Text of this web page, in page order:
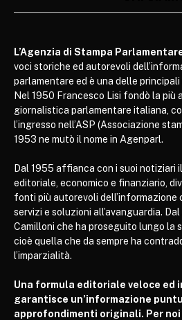
L’Agenzia di Stampa
voci storiche ed autorevoli
parlamentare ed è una delle
Nel 1950 Francesco Lisi fondò la più
giornalistica parlamentare italiana,
l’ingresso nell’ASP (Associazione
1953 ne mutò il nome in Agenparl.
Dal 1955 affianca con i suoi notiziari
editoriale, economico e finanziario,
fonti più autorevoli dell’informazione
servizi e soluzioni all’avanguardia.
Camilloni che ha proseguito lungo la
cioè quella che da sempre ha
l’imparzialità.
Una formula editoriale veloce ed
garantisce un’informazione
approfondimenti originali. Per